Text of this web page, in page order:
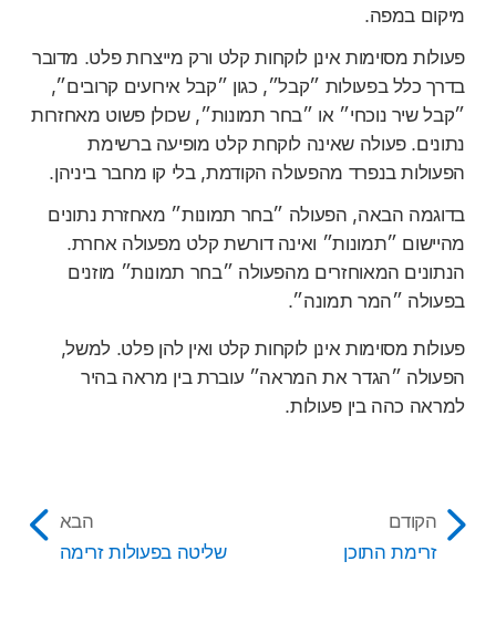
מיקום במפה.
פעולות מסוימות אינן לוקחות קלט ורק מייצרות פלט. מדובר
בדרך כלל בפעולות ״קבל״, כגון ״קבל אירועים קרובים״,
״קבל שיר נוכחי״ או ״בחר תמונות״, שכולן פשוט מאחזרות
נתונים. פעולה שאינה לוקחת קלט מופיעה ברשימת
הפעולות בנפרד מהפעולה הקודמת, בלי קו מחבר ביניהן.
בדוגמה הבאה, הפעולה ״בחר תמונות״ מאחזרת נתונים
מהיישום ״תמונות״ ואינה דורשת קלט מפעולה אחרת.
הנתונים המאוחזרים מהפעולה ״בחר תמונות״ מוזנים
בפעולה ״המר תמונה״.
פעולות מסוימות אינן לוקחות קלט ואין להן פלט. למשל,
הפעולה ״הגדר את המראה״ עוברת בין מראה בהיר
למראה כהה בין פעולות.
הקודם
זרימת התוכן
הבא
שליטה בפעולות זרימה